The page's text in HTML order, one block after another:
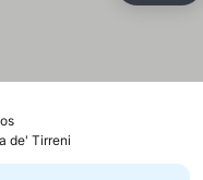
Ver preços
de' Tirreni